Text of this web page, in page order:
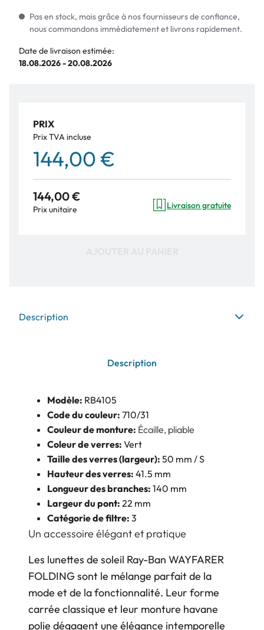
Pas en stock, mais grâce à nos fournisseurs de confiance,
nous commandons immédiatement et livrons rapidement.
Date de livraison estimée:
18.08.2026 - 20.08.2026
PRIX
Prix TVA incluse
144,00 €
144,00 €
Prix unitaire Livraison gratuite
Description
Description
Modèle: RB4105
Code du couleur: 710/31
Couleur de monture: Écaille, pliable
Coleur de verres: Vert
Taille des verres (largeur): 50 mm / S
Hauteur des verres: 41.5 mm
Longueur des branches: 140 mm
Largeur du pont: 22 mm
Catégorie de filtre: 3
Un accessoire élégant et pratique
Les lunettes de soleil Ray-Ban WAYFARER
FOLDING sont le mélange parfait de la
mode et de la fonctionnalité. Leur forme
carrée classique et leur monture havane
polie dégagent une élégance intemporelle